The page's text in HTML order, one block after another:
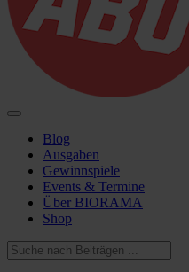
Blog
Ausgaben
Gewinnspiele
Events & Termine
Über BIORAMA
Shop